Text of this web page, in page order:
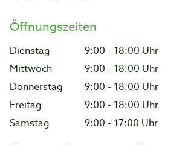
Öffnungszeiten
Dienstag
9:00 - 18:00 Uhr
Mittwoch
9:00 - 18:00 Uhr
Donnerstag
9:00 - 18:00 Uhr
Freitag
9:00 - 18:00 Uhr
Samstag
9:00 - 17:00 Uhr